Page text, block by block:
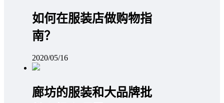
如何在服装店做购物指
南？
2020/05/16
廊坊的服装和大品牌批